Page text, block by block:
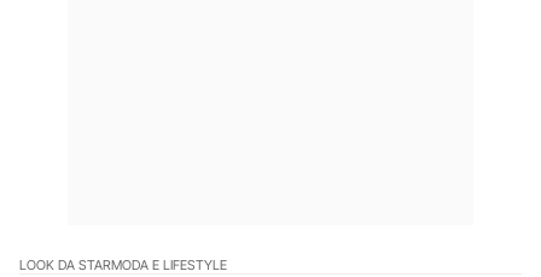
LOOK DA STARMODA E LIFESTYLE